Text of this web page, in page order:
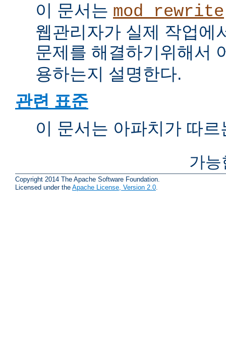
이 문서는 mod_rewrite
웹관리자가 실제 작업에
문제를 해결하기위해서
용하는지 설명한다.
관련 표준
이 문서는 아파치가 따
가
Copyright 2014 The Apache Software Foundation.
Licensed under the Apache License, Version 2.0